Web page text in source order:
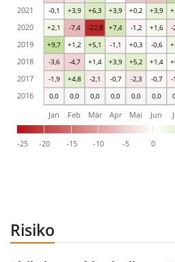
0,0 0,0 0,0 0,0 0,0 0,0
-1,9 +4,8 -2,1 -0,7 -2,3 -0,7 -
-3,6 -4,7 +1,4 +3,9 +5,2 +1,4
+9,7 +1,2 +5,1 -1,1 +0,3 -0,6
+2,1 -7,4 -22,8 +7,4 -1,2 +1,6 -
-0,1 +3,9 +6,3 +3,9 +0,2 +3,9
-25 -20 -15 -10 -5 0
Jan Feb Mär Apr Mai Jun
2016
2017
2018
2019
2020
2021
Risiko